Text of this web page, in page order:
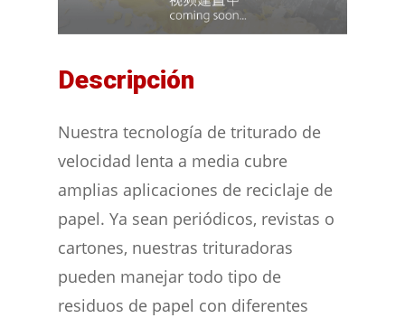
Descripción
Nuestra tecnología de triturado de
velocidad lenta a media cubre
amplias aplicaciones de reciclaje de
papel. Ya sean periódicos, revistas o
cartones, nuestras trituradoras
pueden manejar todo tipo de
residuos de papel con diferentes